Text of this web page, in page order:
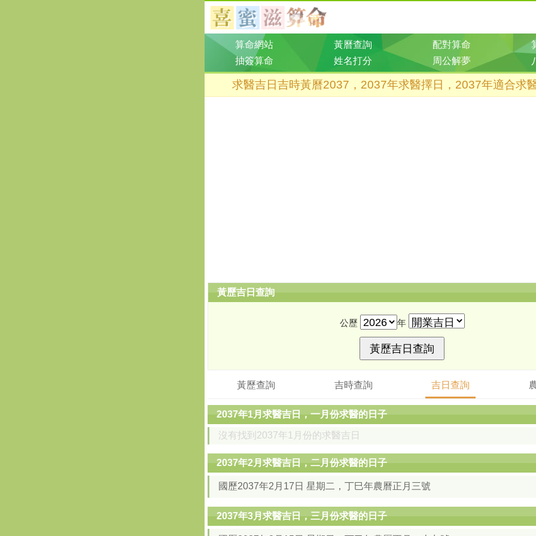
算命網站 黃曆查詢 配對算命
抽簽算命
姓名打分 周公解夢
求醫吉日吉時黃曆2037，2037年求醫擇日，2037年適合求
黃歷吉日查詢
公歷 年
黃歷查詢 吉時查詢 吉日查詢
2037年1月求醫吉日，一月份求醫的日子
沒有找到2037年1月份的求醫吉日
2037年2月求醫吉日，二月份求醫的日子
國歷2037年2月17日 星期二，丁巳年農曆正月三號
2037年3月求醫吉日，三月份求醫的日子